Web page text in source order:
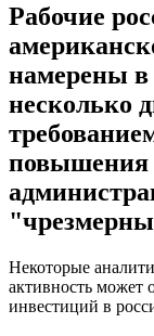
Рабочие
намерены в
несколько
повышения
Некоторые
активность может
инвестиций в